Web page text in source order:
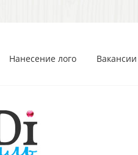
Нанесение лого Вакансии